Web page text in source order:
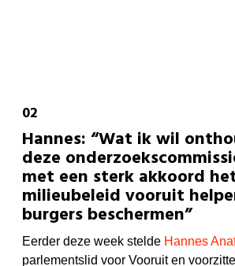
Hannes: “Wat ik wil
deze
met een sterk akkoord
milieubeleid vooruit
burgers beschermen”
Eerder deze week stelde Hannes
parlementslid voor Vooruit en